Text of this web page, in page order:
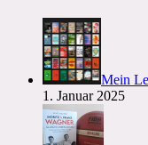
Mein
1. Januar 2025